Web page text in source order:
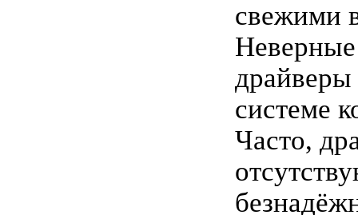
свежими
драйверы
системе
Часто,